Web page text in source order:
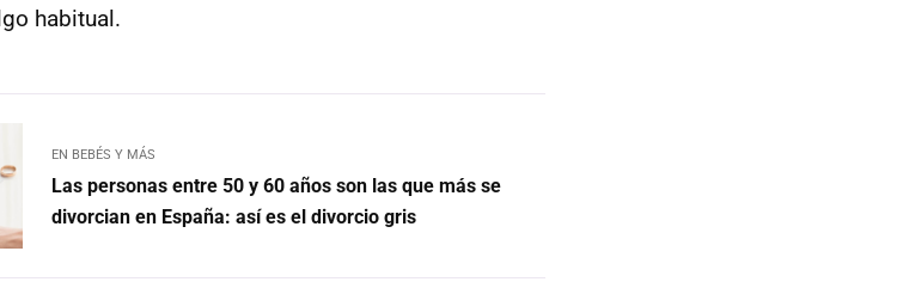
habitual.
EN BEBÉS Y MÁS
Las personas entre 50 y 60 años son las que más se
divorcian en España: así es el divorcio gris